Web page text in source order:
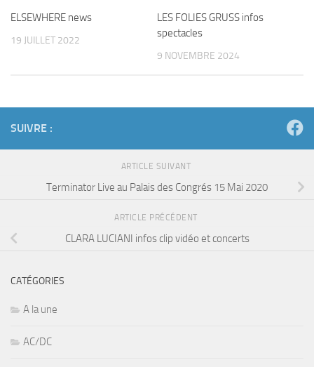
ELSEWHERE news
19 JUILLET 2022
LES FOLIES GRUSS infos
spectacles
9 NOVEMBRE 2024
SUIVRE :
ARTICLE SUIVANT
Terminator Live au Palais des Congrés 15 Mai 2020
ARTICLE PRÉCÉDENT
CLARA LUCIANI infos clip vidéo et concerts
CATÉGORIES
A la une
AC/DC